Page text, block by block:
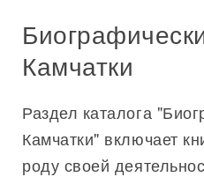
Камчатки
Раздел каталога
Камчатки" включает
роду своей